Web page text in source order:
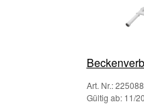
Art. Nr.: 225088
Gültig ab: 11/